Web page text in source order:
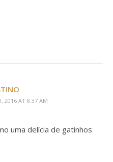
2016 AT 8:37 AM
uma delícia de gatinhos